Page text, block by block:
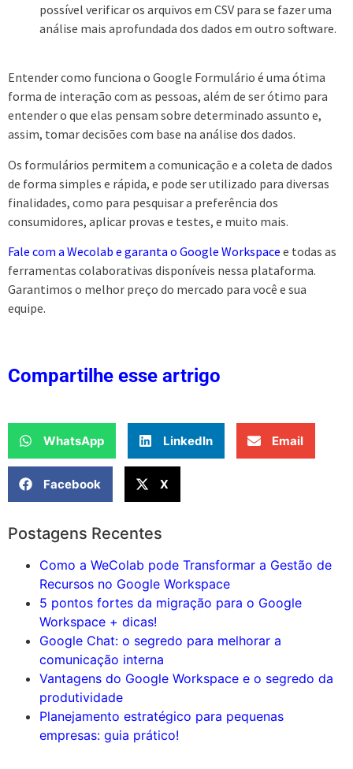
possível verificar os arquivos em CSV para se fazer uma
análise mais aprofundada dos dados em outro software.
Entender como funciona o Google Formulário é uma ótima
forma de interação com as pessoas, além de ser ótimo para
entender o que elas pensam sobre determinado assunto e,
assim, tomar decisões com base na análise dos dados.
Os formulários permitem a comunicação e a coleta de dados
de forma simples e rápida, e pode ser utilizado para diversas
finalidades, como para pesquisar a preferência dos
consumidores, aplicar provas e testes, e muito mais.
Fale com a Wecolab e garanta o Google Workspace e todas as
ferramentas colaborativas disponíveis nessa plataforma.
Garantimos o melhor preço do mercado para você e sua
equipe.
Compartilhe esse artrigo
WhatsApp LinkedIn Email
Facebook X
Postagens Recentes
Como a WeColab pode Transformar a Gestão de
Recursos no Google Workspace
5 pontos fortes da migração para o Google
Workspace + dicas!
Google Chat: o segredo para melhorar a
comunicação interna
Vantagens do Google Workspace e o segredo da
produtividade
Planejamento estratégico para pequenas
empresas: guia prático!